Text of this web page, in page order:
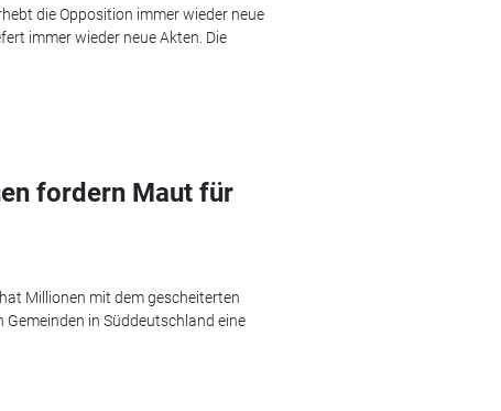
die Opposition immer wieder neue
immer wieder neue Akten. Die
fordern Maut für
Millionen mit dem gescheiterten
in Süddeutschland eine